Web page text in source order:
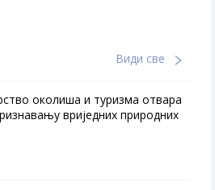
Види све
околиша и туризма отвара
вриједних природних